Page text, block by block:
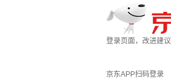
登录页面，改进建议
京东APP扫码登录